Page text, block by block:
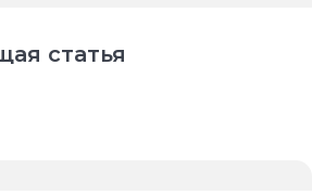
статья